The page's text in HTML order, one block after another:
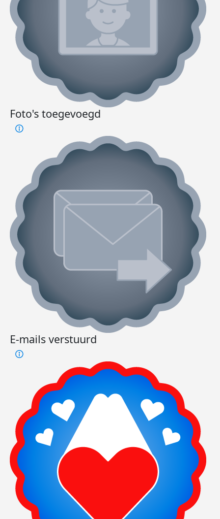
Foto's toegevoegd
E-mails verstuurd